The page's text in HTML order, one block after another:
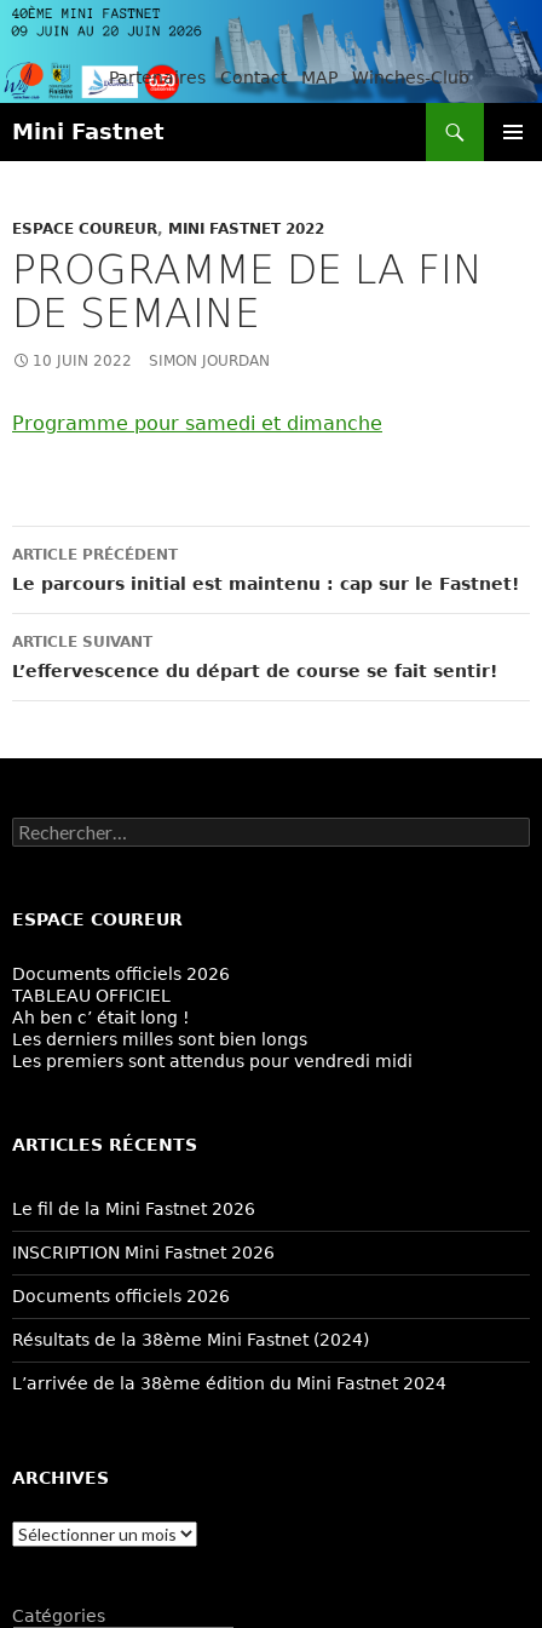
Partenaires Contact MAP Winches-Club
Mini Fastnet
ESPACE COUREUR, MINI FASTNET 2022
PROGRAMME DE LA FIN
DE SEMAINE
10 JUIN 2022 SIMON JOURDAN
Programme pour samedi et dimanche
Navigation
des
articles
ARTICLE PRÉCÉDENT
Le parcours initial est maintenu : cap sur le Fastnet!
ARTICLE SUIVANT
L’effervescence du départ de course se fait sentir!
Rechercher :
ESPACE COUREUR
Documents officiels 2026
TABLEAU OFFICIEL
Ah ben c’ était long !
Les derniers milles sont bien longs
Les premiers sont attendus pour vendredi midi
ARTICLES RÉCENTS
Le fil de la Mini Fastnet 2026
INSCRIPTION Mini Fastnet 2026
Documents officiels 2026
Résultats de la 38ème Mini Fastnet (2024)
L’arrivée de la 38ème édition du Mini Fastnet 2024
ARCHIVES
Archives
Catégories